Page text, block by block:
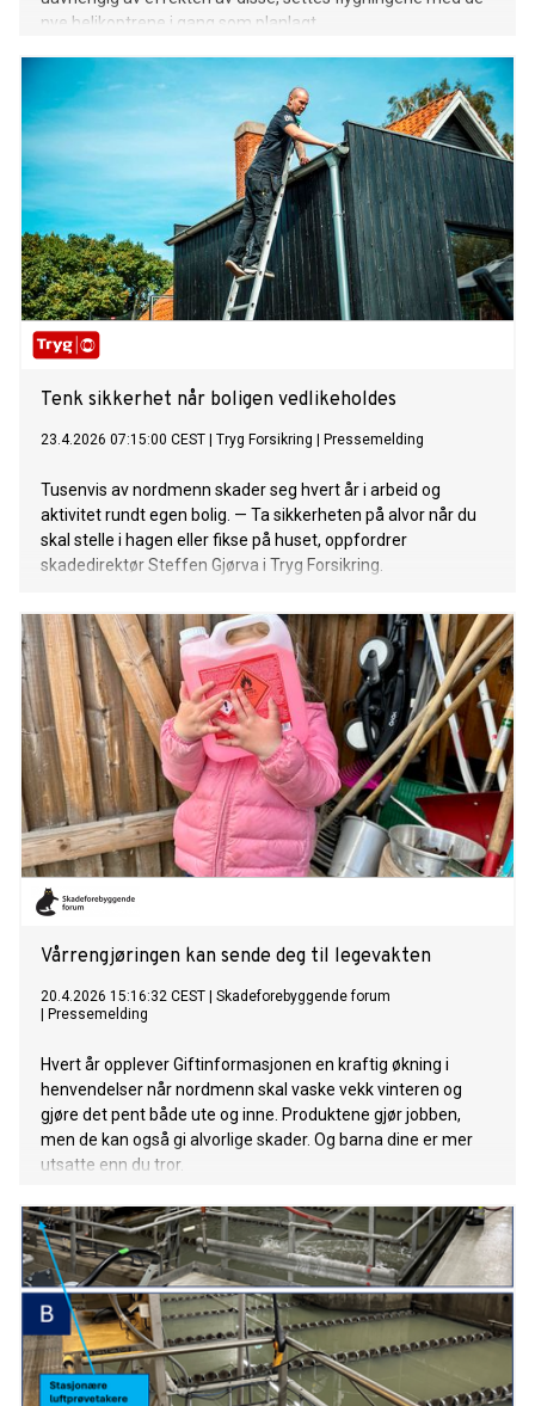
nye helikoptrene i gang som planlagt.
Tenk sikkerhet når boligen vedlikeholdes
23.4.2026 07:15:00 CEST Tryg Forsikring Pressemelding
Tusenvis av nordmenn skader seg hvert år i arbeid og
aktivitet rundt egen bolig. — Ta sikkerheten på alvor når du
skal stelle i hagen eller fikse på huset, oppfordrer
skadedirektør Steffen Gjørva i Tryg Forsikring.
Vårrengjøringen kan sende deg til legevakten
20.4.2026 15:16:32 CEST
Skadeforebyggende forum
Pressemelding
Hvert år opplever Giftinformasjonen en kraftig økning i
henvendelser når nordmenn skal vaske vekk vinteren og
gjøre det pent både ute og inne. Produktene gjør jobben,
men de kan også gi alvorlige skader. Og barna dine er mer
utsatte enn du tror.